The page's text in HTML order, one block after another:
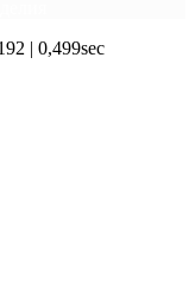
| 0,499sec